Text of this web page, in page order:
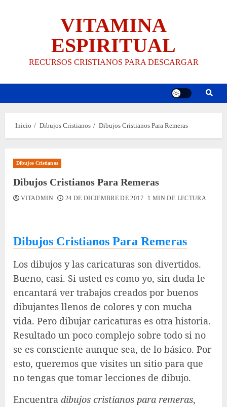
VITAMINA
ESPIRITUAL
RECURSOS CRISTIANOS PARA DESCARGAR
Inicio Dibujos Cristianos Dibujos Cristianos Para Remeras
Dibujos Cristianos
Dibujos Cristianos Para Remeras
VITADMIN 24 DE DICIEMBRE DE 2017 1 MIN DE LECTURA
Dibujos Cristianos Para Remeras
Los dibujos y las caricaturas son divertidos.
Bueno, casi. Si usted es como yo, sin duda le
encantará ver trabajos creados por buenos
dibujantes llenos de colores y con mucha
vida. Pero dibujar caricaturas es otra historia.
Resultado un poco complejo sobre todo si no
se es consciente aunque sea, de lo básico. Por
esto, queremos que visites un sitio para que
no tengas que tomar lecciones de dibujo.
Encuentra dibujos cristianos para remeras,